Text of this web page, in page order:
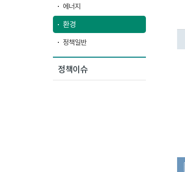
에너지
환경
정책일반
정책이슈